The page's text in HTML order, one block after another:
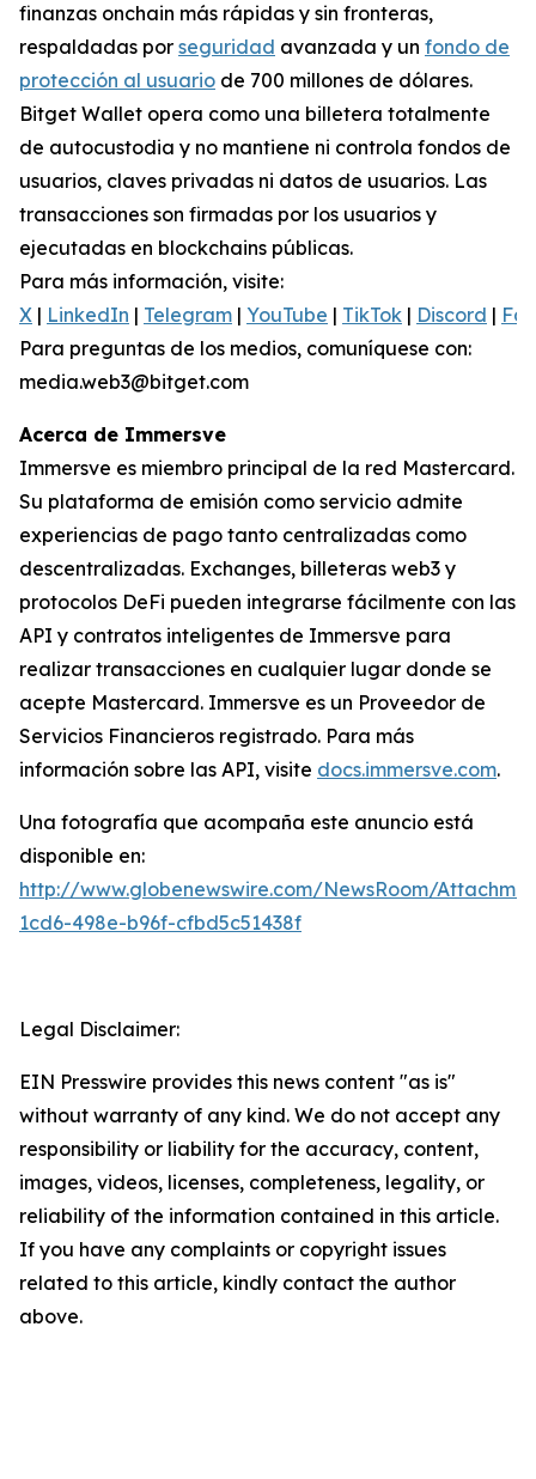
finanzas onchain más rápidas y sin fronteras,
respaldadas por seguridad avanzada y un fondo de
protección al usuario de 700 millones de dólares.
Bitget Wallet opera como una billetera totalmente
de autocustodia y no mantiene ni controla fondos de
usuarios, claves privadas ni datos de usuarios. Las
transacciones son firmadas por los usuarios y
ejecutadas en blockchains públicas.
Para más información, visite:
X | LinkedIn | Telegram | YouTube | TikTok | Discord |
Para preguntas de los medios, comuníquese con:
media.web3@bitget.com
Acerca de Immersve
Immersve es miembro principal de la red Mastercard.
Su plataforma de emisión como servicio admite
experiencias de pago tanto centralizadas como
descentralizadas. Exchanges, billeteras web3 y
protocolos DeFi pueden integrarse fácilmente con las
API y contratos inteligentes de Immersve para
realizar transacciones en cualquier lugar donde se
acepte Mastercard. Immersve es un Proveedor de
Servicios Financieros registrado. Para más
información sobre las API, visite docs.immersve.com.
Una fotografía que acompaña este anuncio está
disponible en:
http://www.globenewswire.com/NewsRoom/
1cd6-498e-b96f-cfbd5c51438f
Legal Disclaimer:
EIN Presswire provides this news content "as is"
without warranty of any kind. We do not accept any
responsibility or liability for the accuracy, content,
images, videos, licenses, completeness, legality, or
reliability of the information contained in this article.
If you have any complaints or copyright issues
related to this article, kindly contact the author
above.